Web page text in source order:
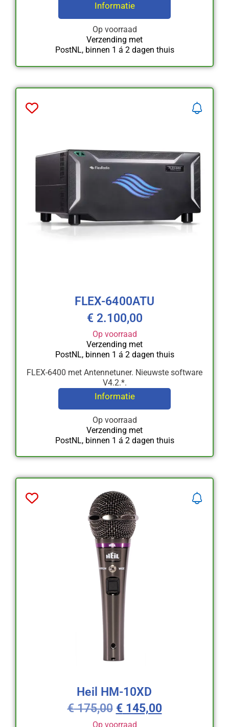
Informatie
Op voorraad
Verzending met
PostNL, binnen 1 á 2 dagen thuis
FLEX-6400ATU
€ 2.100,00
Op voorraad
Verzending met
PostNL, binnen 1 á 2 dagen thuis
FLEX-6400 met Antennetuner. Nieuwste software
V4.2.*.
Informatie
Op voorraad
Verzending met
PostNL, binnen 1 á 2 dagen thuis
Heil HM-10XD
€175,00 €145,00
Op voorraad